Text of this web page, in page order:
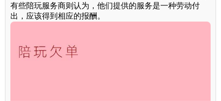
有些陪玩服务商则认为，他们提供的服务是一种劳动付
出，应该得到相应的报酬。